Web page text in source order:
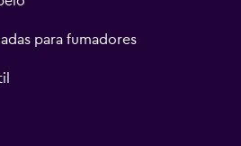
para fumadores